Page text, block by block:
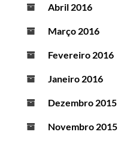
Abril 2016
Março 2016
Fevereiro 2016
Janeiro 2016
Dezembro 2015
Novembro 2015